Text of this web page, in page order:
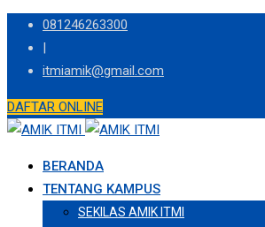
Skip
content
081246263300
|
itmiamik@gmail.com
DAFTAR ONLINE
BERANDA
TENTANG KAMPUS
SEKILAS AMIK ITMI